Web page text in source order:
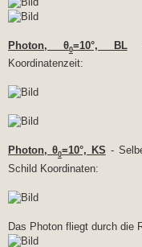
Photon, θ0=10°, BL-
Koordinatenzeit:
Photon, θ0=10°, KS -
Schild Koordinaten:
Das Photon fliegt durch die